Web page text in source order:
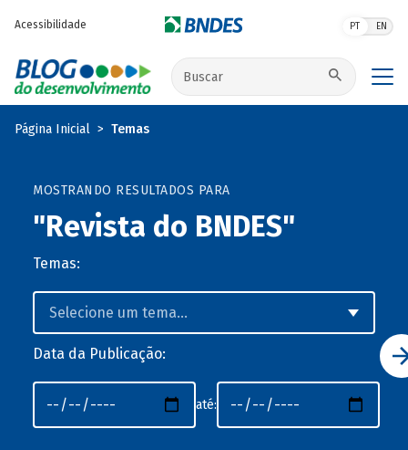
Acessibilidade PT EN
Buscar no site
Página Inicial Temas
MOSTRANDO RESULTADOS PARA
"Revista do BNDES"
Temas:
Data da Publicação:
até: